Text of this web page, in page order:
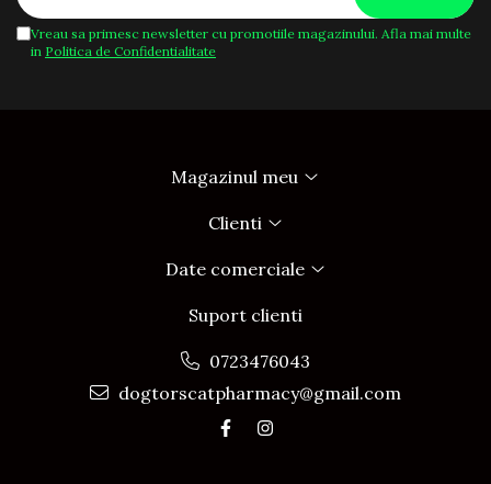
Vreau sa primesc newsletter cu promotiile magazinului. Afla mai multe
in Politica de Confidentialitate
Magazinul meu
Clienti
Date comerciale
Suport clienti
0723476043
dogtorscatpharmacy@gmail.com